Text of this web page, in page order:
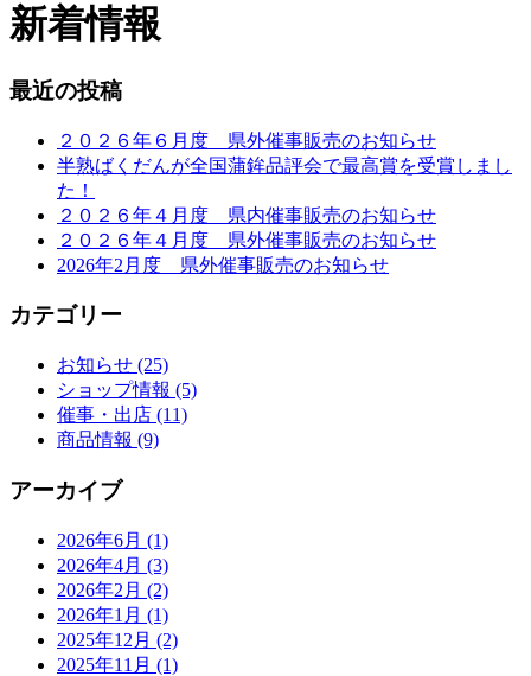
新着情報
最近の投稿
２０２６年６月度 県外催事販売のお知らせ
半熟ばくだんが全国蒲鉾品評会で最高賞を受賞しまし
た！
２０２６年４月度 県内催事販売のお知らせ
２０２６年４月度 県外催事販売のお知らせ
2026年2月度 県外催事販売のお知らせ
カテゴリー
お知らせ (25)
ショップ情報 (5)
催事・出店 (11)
商品情報 (9)
アーカイブ
2026年6月 (1)
2026年4月 (3)
2026年2月 (2)
2026年1月 (1)
2025年12月 (2)
2025年11月 (1)